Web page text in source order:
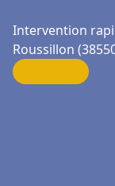
Intervention
Roussillon